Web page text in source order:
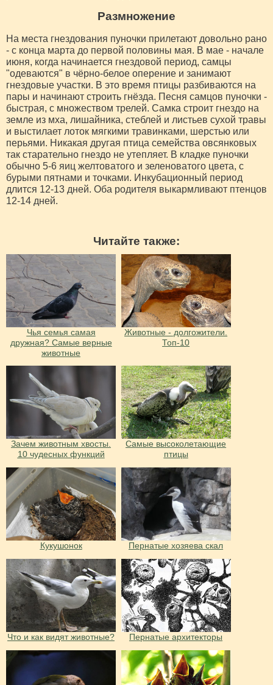
Размножение
На места гнездования пуночки прилетают довольно рано
- с конца марта до первой половины мая. В мае - начале
июня, когда начинается гнездовой период, самцы
"одеваются" в чёрно-белое оперение и занимают
гнездовые участки. В это время птицы разбиваются на
пары и начинают строить гнёзда. Песня самцов пуночки -
быстрая, с множеством трелей. Самка строит гнездо на
земле из мха, лишайника, стеблей и листьев сухой травы
и выстилает лоток мягкими травинками, шерстью или
перьями. Никакая другая птица семейства овсянковых
так старательно гнездо не утепляет. В кладке пуночки
обычно 5-6 яиц желтоватого и зеленоватого цвета, с
бурыми пятнами и точками. Инкубационный период
длится 12-13 дней. Оба родителя выкармливают птенцов
12-14 дней.
Читайте также:
Чья семья самая
дружная? Самые верные
животные
Животные - долгожители.
Топ-10
Зачем животным хвосты.
10 чудесных функций
Самые высоколетающие
птицы
Кукушонок Пернатые хозяева скал
Что и как видят животные? Пернатые архитекторы